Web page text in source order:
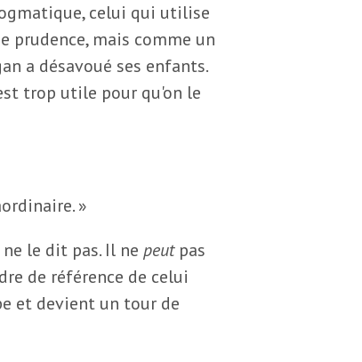
celui qui utilise
prudence, mais comme un
a désavoué ses enfants.
trop utile pour qu'on le
»
le dit pas. Il ne peutpas
de référence de celui
et devient un tour de